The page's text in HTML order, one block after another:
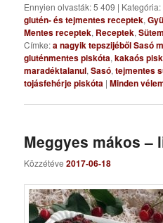
Ennyien olvasták: 5 409 | Kategória:
glutén- és tejmentes receptek,
Mentes receptek, Receptek,
Címke:a nagyik tepszijéből Sasó
gluténmentes piskóta,kakaós
maradéktalanul,Sasó,tejmentes
tojásfehérje piskóta |Minden
Meggyes mákos –
Közzétéve2017-06-18